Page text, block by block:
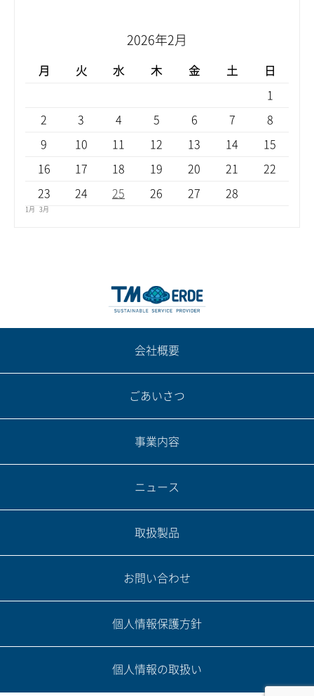
2026年2月
月 火 水 木 金 土 日
1
2 3 4 5 6 7 8
9 10 11 12 13 14 15
16 17 18 19 20 21 22
23 24 25 26 27 28
1月 3月
会社概要
ごあいさつ
事業内容
ニュース
取扱製品
お問い合わせ
個人情報保護方針
個人情報の取扱い